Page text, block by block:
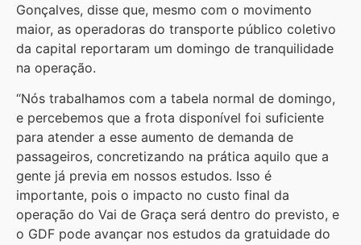
Gonçalves, disse que, mesmo com o movimento
maior, as operadoras do transporte público coletivo
da capital reportaram um domingo de tranquilidade
na operação.
“Nós trabalhamos com a tabela normal de domingo,
e percebemos que a frota disponível foi suficiente
para atender a esse aumento de demanda de
passageiros, concretizando na prática aquilo que a
gente já previa em nossos estudos. Isso é
importante, pois o impacto no custo final da
operação do Vai de Graça será dentro do previsto, e
o GDF pode avançar nos estudos da gratuidade do